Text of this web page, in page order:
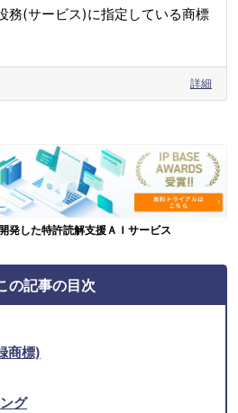
務(サービス)に指定している商標
詳細
発した特許読解支援ＡＩサービス
の記事の目次
商標)
グ